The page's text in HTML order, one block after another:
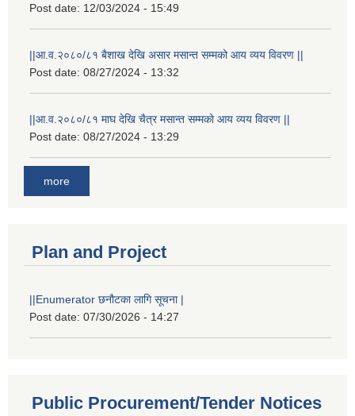
Post date: 12/03/2024 - 15:49
||आ.व.२०८०/८१ बैशाख देखि असार मसान्त सम्मको आय व्यय विवरण ||
Post date: 08/27/2024 - 13:32
||आ.व.२०८०/८१ माघ देखि चैत्र मसान्त सम्मको आय व्यय विवरण ||
Post date: 08/27/2024 - 13:29
more
Plan and Project
||Enumerator छनौटका लागि सूचना |
Post date: 07/30/2026 - 14:27
Public Procurement/Tender Notices